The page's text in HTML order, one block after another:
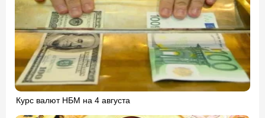
Курс валют НБМ на 4 августа